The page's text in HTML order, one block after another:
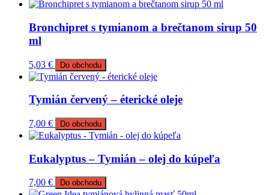
Bronchipret s tymianom a brečtanom sirup 50
ml
5,03 € Do obchodu
Tymián červený – éterické oleje
7,00 € Do obchodu
Eukalyptus – Tymián – olej do kúpeľa
7,00 € Do obchodu